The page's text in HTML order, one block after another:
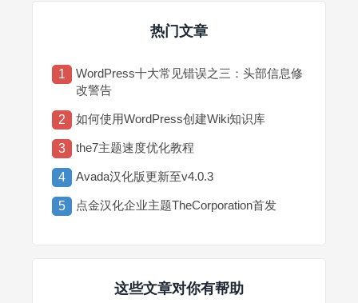
热门文章
1
WordPress十大常见错误之三：头部信息修
改警告
2 如何使用WordPress创建Wiki知识库
3 the7主题速度优化教程
4 Avada汉化版更新至v4.0.3
5 点金汉化企业主题TheCorporation首发
这些文章对你有帮助